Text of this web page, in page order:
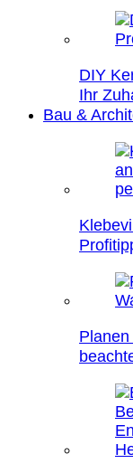
DIY
Ihr
Bau &